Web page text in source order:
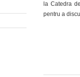
la Catedra
pentru a